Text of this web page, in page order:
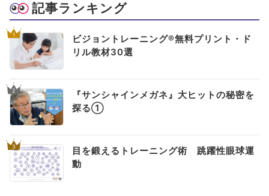
記事ランキング
1
ビジョントレーニング®無料プリント・ド
リル教材30選
2
『サンシャインメガネ』大ヒットの秘密を
探る①
3
目を鍛えるトレーニング術 跳躍性眼球運
動